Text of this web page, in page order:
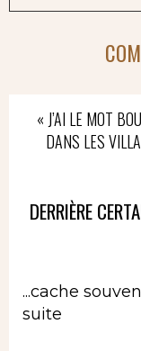
« J’AI LE MOT
DANS LES
DERRIÈRE
...cache
suite